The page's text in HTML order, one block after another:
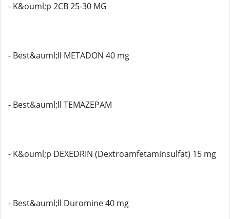
- K&ouml;p 2CB 25-30 MG
- Best&auml;ll METADON 40 mg
- Best&auml;ll TEMAZEPAM
- K&ouml;p DEXEDRIN (Dextroamfetaminsulfat) 15 mg
- Best&auml;ll Duromine 40 mg